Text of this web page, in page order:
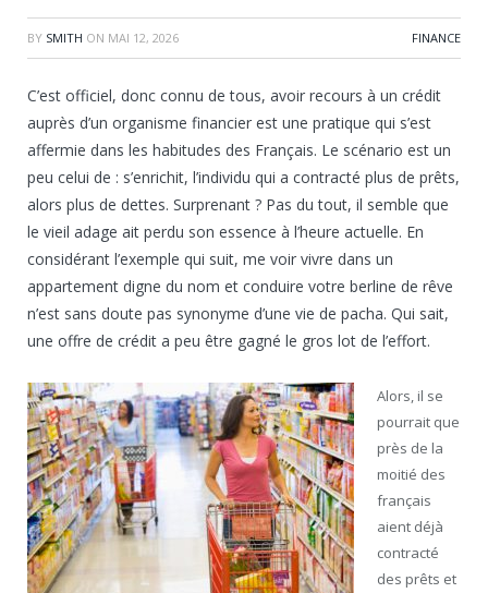
BY SMITH ON MAI 12, 2026 FINANCE
C’est officiel, donc connu de tous, avoir recours à un crédit
auprès d’un organisme financier est une pratique qui s’est
affermie dans les habitudes des Français. Le scénario est un
peu celui de : s’enrichit, l’individu qui a contracté plus de prêts,
alors plus de dettes. Surprenant ? Pas du tout, il semble que
le vieil adage ait perdu son essence à l’heure actuelle. En
considérant l’exemple qui suit, me voir vivre dans un
appartement digne du nom et conduire votre berline de rêve
n’est sans doute pas synonyme d’une vie de pacha. Qui sait,
une offre de crédit a peu être gagné le gros lot de l’effort.
Alors, il se
pourrait que
près de la
moitié des
français
aient déjà
contracté
des prêts et